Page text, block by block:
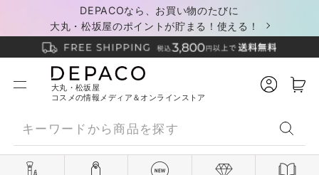
DEPACOなら、お買い物のたびに
大丸・松坂屋のポイントが貯まる！使える！
大丸・松坂屋
コスメの情報メディア＆オンラインストア